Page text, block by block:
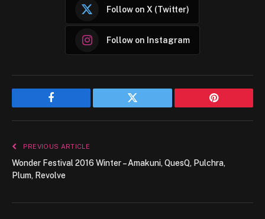
Follow on X (Twitter)
Follow on Instagram
Facebook Twitter Pinterest
PREVIOUS ARTICLE
Wonder Festival 2016 Winter – Amakuni, QuesQ, Pulchra,
Plum, Revolve